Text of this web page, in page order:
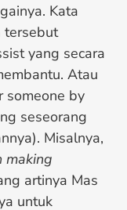
Kata
tersebut
yang secara
Atau
someone by
seseorang
Misalnya,
making
artinya Mas
untuk